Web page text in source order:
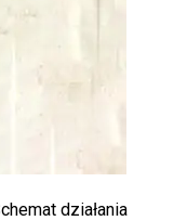
działania